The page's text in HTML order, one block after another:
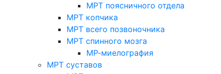
МРТ поясничного отдела
МРТ копчика
МРТ всего позвоночника
МРТ спинного мозга
МР-миелография
МРТ суставов